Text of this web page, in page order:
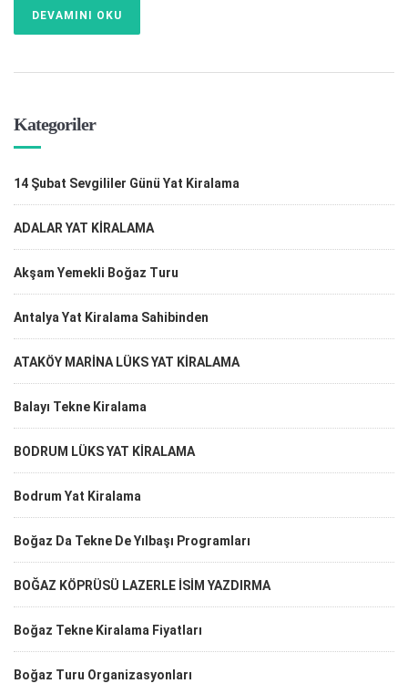
DEVAMINI OKU
Kategoriler
14 Şubat Sevgililer Günü Yat Kiralama
ADALAR YAT KİRALAMA
Akşam Yemekli Boğaz Turu
Antalya Yat Kiralama Sahibinden
ATAKÖY MARİNA LÜKS YAT KİRALAMA
Balayı Tekne Kiralama
BODRUM LÜKS YAT KİRALAMA
Bodrum Yat Kiralama
Boğaz Da Tekne De Yılbaşı Programları
BOĞAZ KÖPRÜSÜ LAZERLE İSİM YAZDIRMA
Boğaz Tekne Kiralama Fiyatları
Boğaz Turu Organizasyonları